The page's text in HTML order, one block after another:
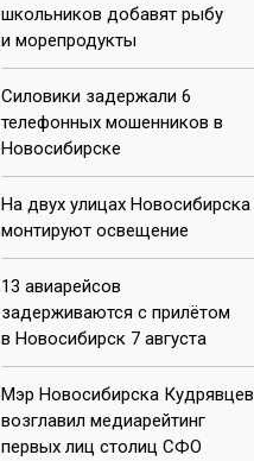
школьников добавят рыбу
и морепродукты
Силовики задержали 6
телефонных мошенников в
Новосибирске
На двух улицах Новосибирска
монтируют освещение
13 авиарейсов
задерживаются с прилётом
в Новосибирск 7 августа
Мэр Новосибирска Кудрявцев
возглавил медиарейтинг
первых лиц столиц СФО